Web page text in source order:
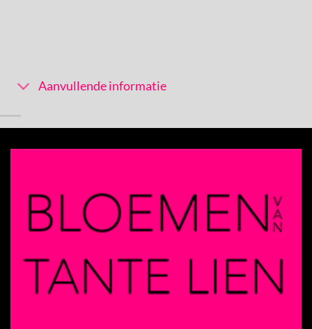
Aanvullende informatie